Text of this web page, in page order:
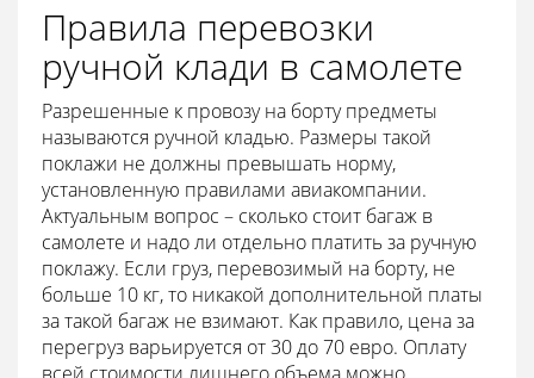
Правила перевозки
ручной клади в самолете
Разрешенные к провозу на борту предметы
называются ручной кладью. Размеры такой
поклажи не должны превышать норму,
установленную правилами авиакомпании.
Актуальным вопрос – сколько стоит багаж в
самолете и надо ли отдельно платить за ручную
поклажу. Если груз, перевозимый на борту, не
больше 10 кг, то никакой дополнительной платы
за такой багаж не взимают. Как правило, цена за
перегруз варьируется от 30 до 70 евро. Оплату